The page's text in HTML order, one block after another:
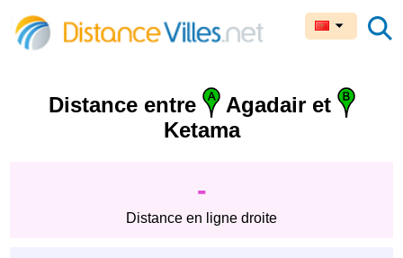
Distance entre
Agadair et
Ketama
-
Distance en ligne droite